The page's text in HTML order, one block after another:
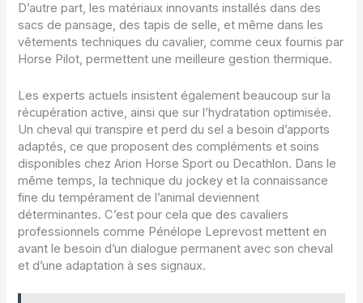
D’autre part, les matériaux innovants installés dans des
sacs de pansage, des tapis de selle, et même dans les
vêtements techniques du cavalier, comme ceux fournis par
Horse Pilot, permettent une meilleure gestion thermique.
Les experts actuels insistent également beaucoup sur la
récupération active, ainsi que sur l’hydratation optimisée.
Un cheval qui transpire et perd du sel a besoin d’apports
adaptés, ce que proposent des compléments et soins
disponibles chez Arion Horse Sport ou Decathlon. Dans le
même temps, la technique du jockey et la connaissance
fine du tempérament de l’animal deviennent
déterminantes. C’est pour cela que des cavaliers
professionnels comme Pénélope Leprevost mettent en
avant le besoin d’un dialogue permanent avec son cheval
et d’une adaptation à ses signaux.